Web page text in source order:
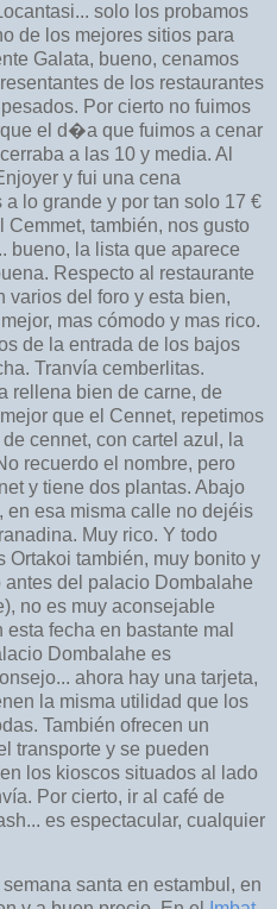
solo los probamos
de los mejores sitios para
Galata, bueno, cenamos
de los restaurantes
Por cierto no fuimos
el d�a que fuimos a cenar
a las 10 y media. Al
y fui una cena
lo grande y por tan solo 17 €
Cemmet, también, nos gusto
bueno, la lista que aparece
Respecto al restaurante
varios del foro y esta bien,
mas cómodo y mas rico.
de la entrada de los bajos
Tranvía cemberlitas.
rellena bien de carne, de
que el Cennet, repetimos
cennet, con cartel azul, la
recuerdo el nombre, pero
y tiene dos plantas. Abajo
en esa misma calle no dejéis
Muy rico. Y todo
Ortakoi también, muy bonito y
del palacio Dombalahe
no es muy aconsejable
fecha en bastante mal
Dombalahe es
ahora hay una tarjeta,
la misma utilidad que los
También ofrecen un
transporte y se pueden
los kioscos situados al lado
Por cierto, ir al café de
es espectacular, cualquier
santa en estambul, en